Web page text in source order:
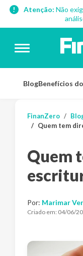
Atenção: Não
BlogBenefícios
FinanZero
Quem tem
Quem
Por: Marimar
Criado em: 04/06/